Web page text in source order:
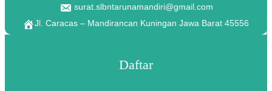
surat.slbntarunamandiri@gmail.com
Jl. Caracas – Mandirancan Kuningan Jawa Barat 45556
Daftar